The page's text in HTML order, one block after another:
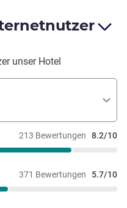
unser Hotel
213 Bewertungen 8.2/10
371 Bewertungen 5.7/10